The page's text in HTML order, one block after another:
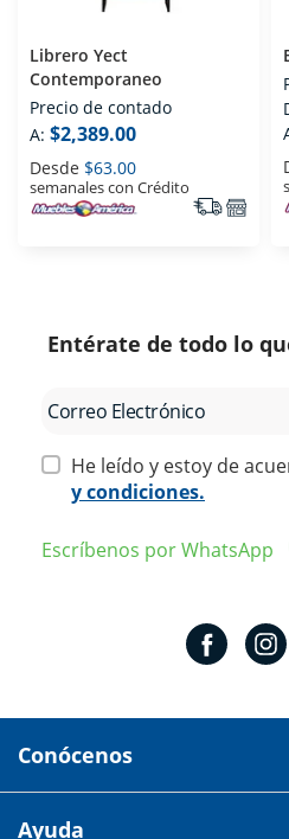
Librero Yect
Contemporaneo
Precio de contado
A: $2,389.00
Desde $63.00
semanales con Crédito
Entérate de todo lo
He leído y estoy de
y condiciones.
Escríbenos por WhatsApp
Conócenos
Av 18 de marzo # 309.
Ayuda